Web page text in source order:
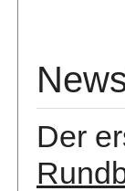
Der